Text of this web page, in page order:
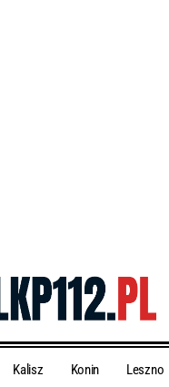
Kalisz Konin Leszno